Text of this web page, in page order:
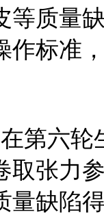
等质量
作标准
六轮
取张力
量缺陷